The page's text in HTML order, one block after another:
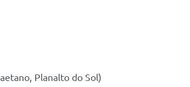
Planalto do Sol)